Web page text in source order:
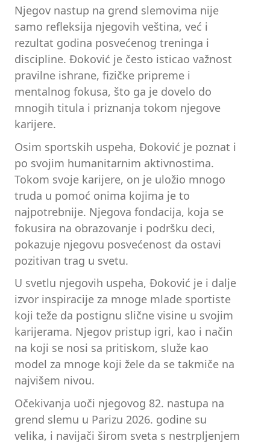
Njegov nastup na grend slemovima nije
samo refleksija njegovih veština, već i
rezultat godina posvećenog treninga i
discipline. Đoković je često isticao važnost
pravilne ishrane, fizičke pripreme i
mentalnog fokusa, što ga je dovelo do
mnogih titula i priznanja tokom njegove
karijere.
Osim sportskih uspeha, Đoković je poznat i
po svojim humanitarnim aktivnostima.
Tokom svoje karijere, on je uložio mnogo
truda u pomoć onima kojima je to
najpotrebnije. Njegova fondacija, koja se
fokusira na obrazovanje i podršku deci,
pokazuje njegovu posvećenost da ostavi
pozitivan trag u svetu.
U svetlu njegovih uspeha, Đoković je i dalje
izvor inspiracije za mnoge mlade sportiste
koji teže da postignu slične visine u svojim
karijerama. Njegov pristup igri, kao i način
na koji se nosi sa pritiskom, služe kao
model za mnoge koji žele da se takmiče na
najvišem nivou.
Očekivanja uoči njegovog 82. nastupa na
grend slemu u Parizu 2026. godine su
velika, i navijači širom sveta s nestrpljenjem